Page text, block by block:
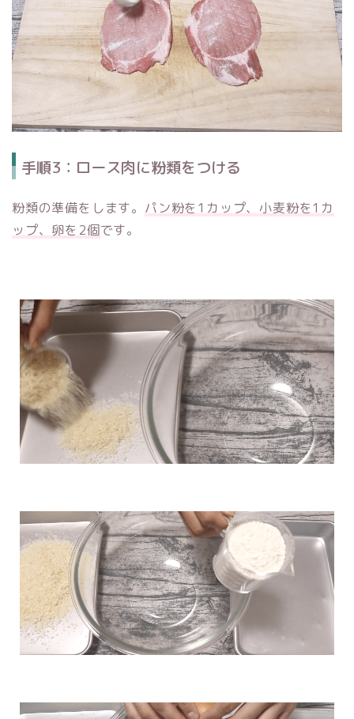
手順3：ロース肉に粉類をつける
粉類の準備をします。 パン粉を1カップ、小麦粉を1カ
ップ、卵を2個です。